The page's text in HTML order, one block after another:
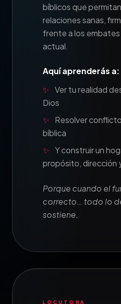
bíblicos que
relaciones sanas,
frente a los embates
actual.
Aquí aprenderás a:
✨ Ver tu realidad
Dios
✨
Resolver
bíblica
✨
Y construir un
propósito, dirección
Porque cuando el
correcto… todo lo
sostiene.
LOCUTORA